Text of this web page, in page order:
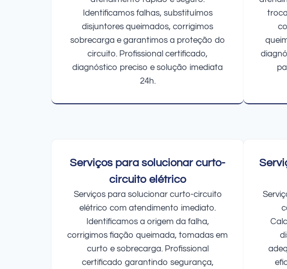
Identificamos falhas, substituímos
disjuntores queimados, corrigimos
sobrecarga e garantimos a proteção do
circuito. Profissional certificado,
diagnóstico preciso e solução imediata
24h.
Serviços para solucionar curto-
circuito elétrico
Serviços para solucionar curto-circuito
elétrico com atendimento imediato.
Identificamos a origem da falha,
corrigimos fiação queimada, tomadas em
curto e sobrecarga. Profissional
certificado garantindo segurança,